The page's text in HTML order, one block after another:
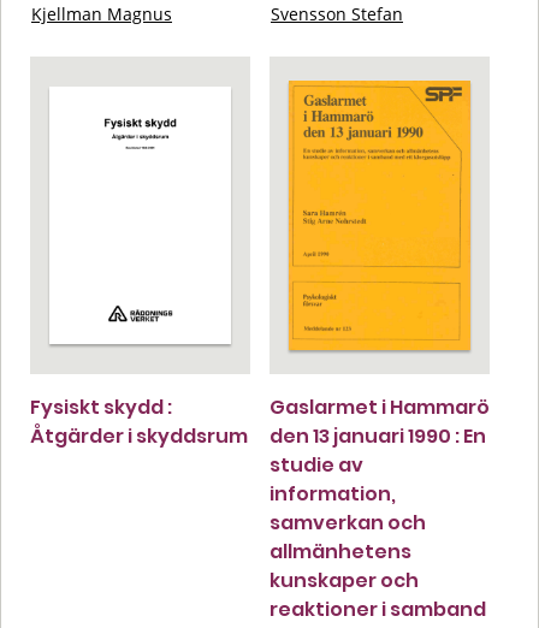
Kjellman Magnus Svensson Stefan
Fysiskt skydd :
Åtgärder i skyddsrum
Gaslarmet i Hammarö
den 13 januari 1990 : En
studie av
information,
samverkan och
allmänhetens
kunskaper och
reaktioner i samband